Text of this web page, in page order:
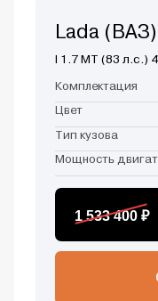
Lada
I 1.7 MT (83 л.с.)
Комплектация
Цвет
Тип кузова
Мощность
1 533 400 ₽